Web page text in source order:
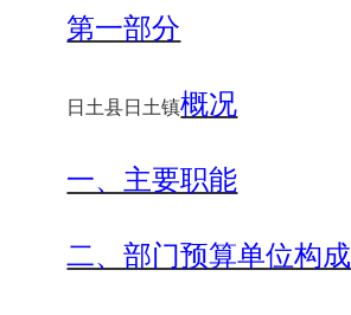
第一部分
日土县日土镇概况
一、主要职能
二、部门预算单位构成